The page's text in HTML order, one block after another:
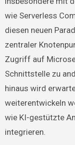
wie Serverless
diesen neuen
zentraler
Zugriff auf
Schnittstelle zu
hinaus wird
weiterentwickeln
wie KI-gestützte
integrieren.